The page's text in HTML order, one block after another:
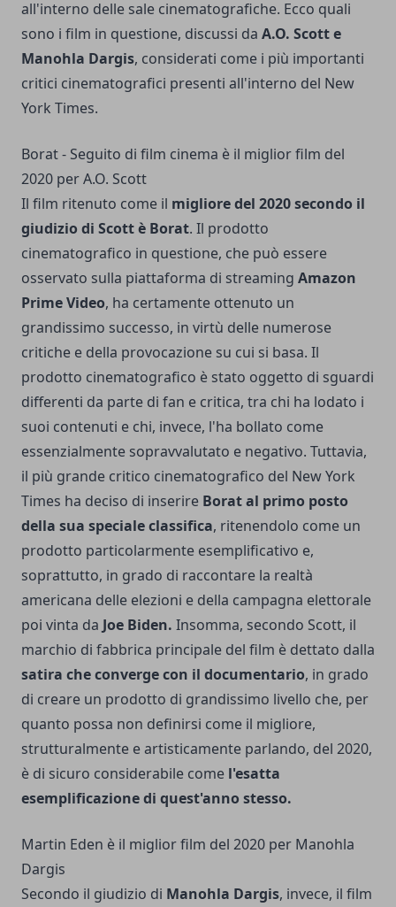
all'interno delle sale cinematografiche. Ecco quali
sono i film in questione, discussi da A.O. Scott e
Manohla Dargis, considerati come i più importanti
critici cinematografici presenti all'interno del New
York Times.
Borat - Seguito di film cinema è il miglior film del
2020 per A.O. Scott
Il film ritenuto come il migliore del 2020 secondo il
giudizio di Scott è Borat. Il prodotto
cinematografico in questione, che può essere
osservato sulla piattaforma di streaming Amazon
Prime Video, ha certamente ottenuto un
grandissimo successo, in virtù delle numerose
critiche e della provocazione su cui si basa. Il
prodotto cinematografico è stato oggetto di sguardi
differenti da parte di fan e critica, tra chi ha lodato i
suoi contenuti e chi, invece, l'ha bollato come
essenzialmente sopravvalutato e negativo. Tuttavia,
il più grande critico cinematografico del New York
Times ha deciso di inserire Borat al primo posto
della sua speciale classifica, ritenendolo come un
prodotto particolarmente esemplificativo e,
soprattutto, in grado di raccontare la realtà
americana delle elezioni e della campagna elettorale
poi vinta da Joe Biden. Insomma, secondo Scott, il
marchio di fabbrica principale del film è dettato dalla
satira che converge con il documentario, in grado
di creare un prodotto di grandissimo livello che, per
quanto possa non definirsi come il migliore,
strutturalmente e artisticamente parlando, del 2020,
è di sicuro considerabile come l'esatta
esemplificazione di quest'anno stesso.
Martin Eden è il miglior film del 2020 per Manohla
Dargis
Secondo il giudizio di Manohla Dargis, invece, il film